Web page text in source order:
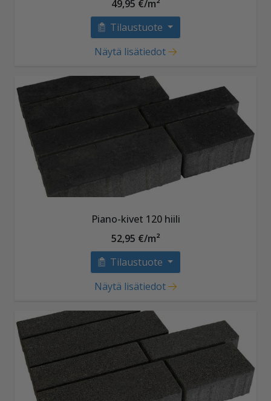
49,95 €/m²
Tilaustuote
Näytä lisätiedot
Piano-kivet 120 hiili
52,95 €/m²
Tilaustuote
Näytä lisätiedot